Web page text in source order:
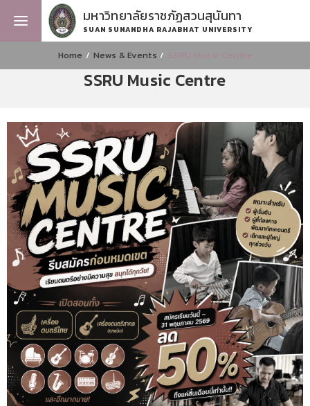
มหาวิทยาลัยราชภัฏสวนสุนันทา
SUAN SUNANDHA RAJABHAT UNIVERSITY
Home News & Events
SSRU Music Centre